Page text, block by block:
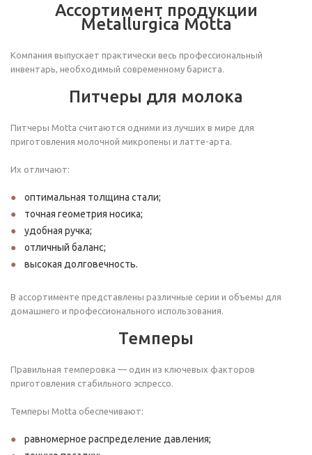
Ассортимент продукции
Metallurgica Motta
Компания выпускает практически весь профессиональный
инвентарь, необходимый современному бариста.
Питчеры для молока
Питчеры Motta считаются одними из лучших в мире для
приготовления молочной микропены и латте-арта.
Их отличают:
оптимальная толщина стали;
точная геометрия носика;
удобная ручка;
отличный баланс;
высокая долговечность.
В ассортименте представлены различные серии и объемы для
домашнего и профессионального использования.
Темперы
Правильная темперовка — один из ключевых факторов
приготовления стабильного эспрессо.
Темперы Motta обеспечивают:
равномерное распределение давления;